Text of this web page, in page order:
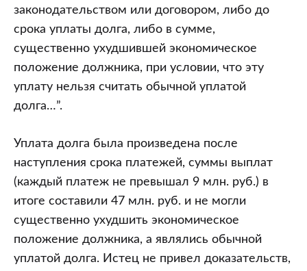
законодательством или договором, либо до
срока уплаты долга, либо в сумме,
существенно ухудшившей экономическое
положение должника, при условии, что эту
уплату нельзя считать обычной уплатой
долга…”.
Уплата долга была произведена после
наступления срока платежей, суммы выплат
(каждый платеж не превышал 9 млн. руб.) в
итоге составили 47 млн. руб. и не могли
существенно ухудшить экономическое
положение должника, а являлись обычной
уплатой долга. Истец не привел доказательств,